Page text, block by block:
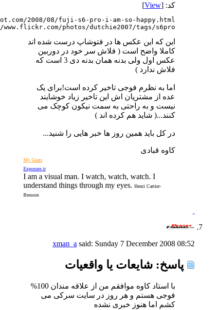
کد: [View
]
photos/dutchie2007/tags/s6pro/
این که این عکس ها در فتوشاپ درست شده اند
کاملا واضح است ( فلاش سر خود در دوربین
عکس اول ولی بدنه همان بدنه دی 3 است که
فلاش ندارد )
اما به نظرم فوجی تاخیر کرده است!برای یک
عده از مشتریان اش این تاخیر زیاد خوشایند
نیست و به راحتی به سمت نیکون کوچک می
کنند...( شاید هم کرده اند )
در کل باید همین روز ها خبر هایی را شنید...
کاوه قبادی
My Gears
Exposure.ir
I am a visual man. I watch, watch, watch. I
understand things through my eyes. Henri Cartier-
Bresson
xman_a said: Sunday 7 December 2008 08:52
پاسخ: شايعات يا واقعيات
با استاد کاوه موافقم من از علاقه مندان 100%
فوجی هستم و هر روز در سایت سرکی می
کشم اما هنوز خبری نشده